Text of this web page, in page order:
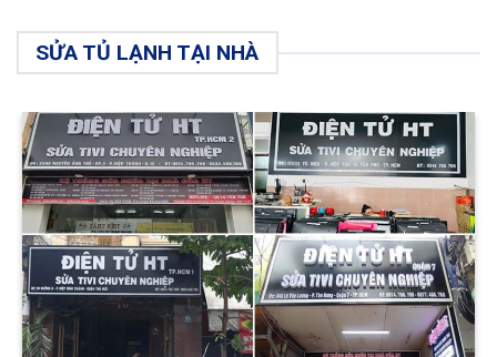
SỬA TỦ LẠNH TẠI NHÀ